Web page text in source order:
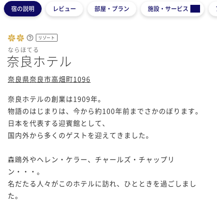
宿の説明 レビュー 部屋・プラン 施設・サービス
リゾート
ならほてる
奈良ホテル
奈良県奈良市高畑町1096
奈良ホテルの創業は1909年。
物語のはじまりは、今から約100年前までさかのぼります。
日本を代表する迎賓館として、
国内外から多くのゲストを迎えてきました。
森鴎外やヘレン・ケラー、チャールズ・チャップリ
ン・・・。
名だたる人々がこのホテルに訪れ、ひとときを過ごしまし
た。